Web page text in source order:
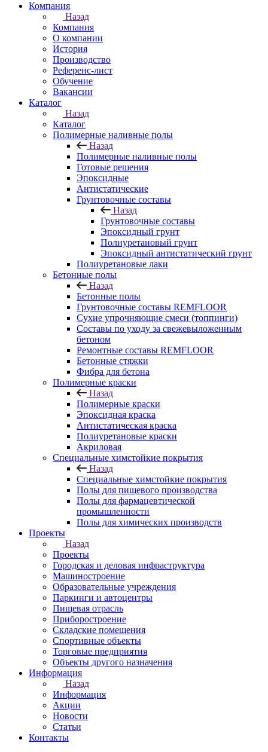
Компания
Назад
Компания
О компании
История
Производство
Референс-лист
Обучение
Вакансии
Каталог
Назад
Каталог
Полимерные наливные полы
Назад
Полимерные наливные полы
Готовые решения
Эпоксидные
Антистатические
Грунтовочные составы
Назад
Грунтовочные составы
Эпоксидный грунт
Полиуретановый грунт
Эпоксидный антистатический грунт
Полиуретановые лаки
Бетонные полы
Назад
Бетонные полы
Грунтовочные составы REMFLOOR
Сухие упрочняющие смеси (топпинги)
Составы по уходу за свежевыложенным
бетоном
Ремонтные составы REMFLOOR
Бетонные стяжки
Фибра для бетона
Полимерные краски
Назад
Полимерные краски
Эпоксидная краска
Антистатическая краска
Полиуретановые краски
Акриловая
Специальные химстойкие покрытия
Назад
Специальные химстойкие покрытия
Полы для пищевого производства
Полы для фармацевтической
промышленности
Полы для химических производств
Проекты
Назад
Проекты
Городская и деловая инфраструктура
Машиностроение
Образовательные учреждения
Паркинги и автоцентры
Пищевая отрасль
Приборостроение
Складские помещения
Спортивные объекты
Торговые предприятия
Объекты другого назначения
Информация
Назад
Информация
Акции
Новости
Статьи
Контакты